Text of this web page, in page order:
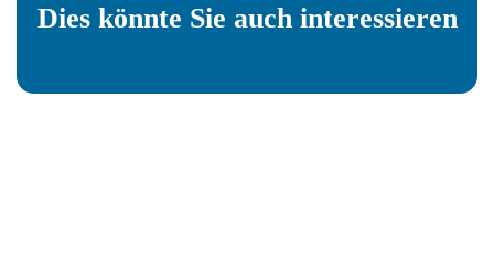
Dies könnte Sie auch interessieren